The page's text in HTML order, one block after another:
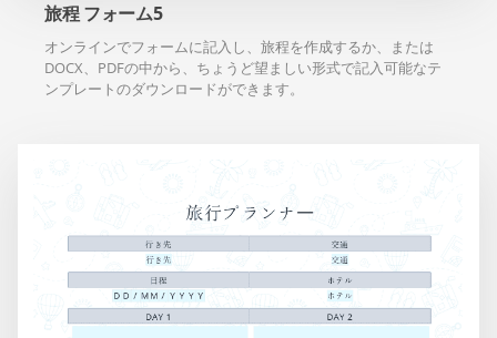
旅程 フォーム5
オンラインでフォームに記入し、旅程を作成するか、または
DOCX、PDFの中から、ちょうど望ましい形式で記入可能なテ
ンプレートのダウンロードができます。